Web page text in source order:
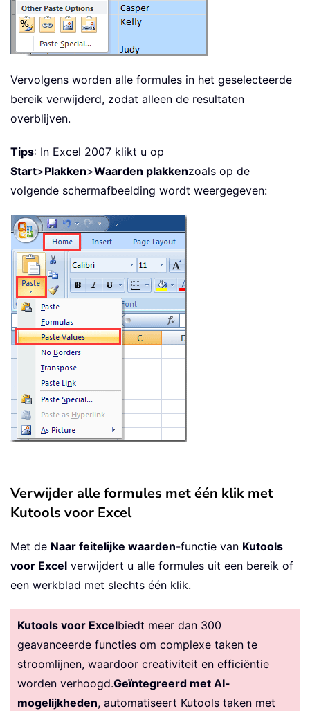
Vervolgens worden alle formules in het geselecteerde
bereik verwijderd, zodat alleen de resultaten
overblijven.
Tips: In Excel 2007 klikt u op
Start>Plakken>Waarden plakkenzoals op de
volgende schermafbeelding wordt weergegeven:
Verwijder alle formules met één klik met
Kutools voor Excel
Met de Naar feitelijke waarden-functie van Kutools
voor Excel verwijdert u alle formules uit een bereik of
een werkblad met slechts één klik.
Kutools voor Excelbiedt meer dan 300
geavanceerde functies om complexe taken te
stroomlijnen, waardoor creativiteit en efficiëntie
worden verhoogd.Geïntegreerd met AI-
mogelijkheden, automatiseert Kutools taken met